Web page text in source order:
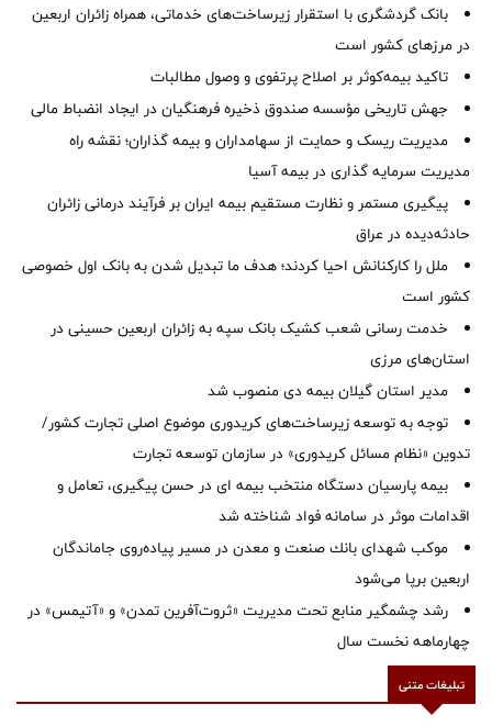
بانک گردشگری با استقرار زیرساخت‌های خدماتی، همراه زائران اربعین
در مرزهای کشور است
تاکید بیمه‌کوثر بر اصلاح پرتفوی و وصول مطالبات ‌
جهش تاریخی مؤسسه صندوق ذخیره فرهنگیان در ایجاد انضباط مالی
مدیریت ریسک و حمایت از سهامداران و بیمه گذاران؛ نقشه راه
مدیریت سرمایه گذاری در بیمه آسیا
پیگیری مستمر و نظارت مستقیم بیمه ایران بر فرآیند درمانی زائران
حادثه‌دیده در عراق
ملل را کارکنانش احیا کردند؛ هدف ما تبدیل شدن به بانک اول خصوصی
کشور است
خدمت رسانی شعب کشیک بانک سپه به زائران اربعین حسینی در
استان‌‌های مرزی
‌مدیر استان گیلان بیمه دی منصوب شد
توجه به توسعه زیرساخت‌های کریدوری موضوع اصلی تجارت کشور/
تدوین «نظام مسائل کریدوری» در سازمان توسعه تجارت
بیمه پارسیان دستگاه منتخب بیمه ای در حسن پیگیری، تعامل و
اقدامات موثر در سامانه فواد شناخته شد
موكب شهدای بانك صنعت و معدن در مسیر پیاده‌روی جاماندگان
اربعین برپا می‌شود
رشد چشمگیر منابع تحت مدیریت «ثروت‌آفرین تمدن» و «آتیمس» در
چهارماهه نخست سال
تبلیغات متنی